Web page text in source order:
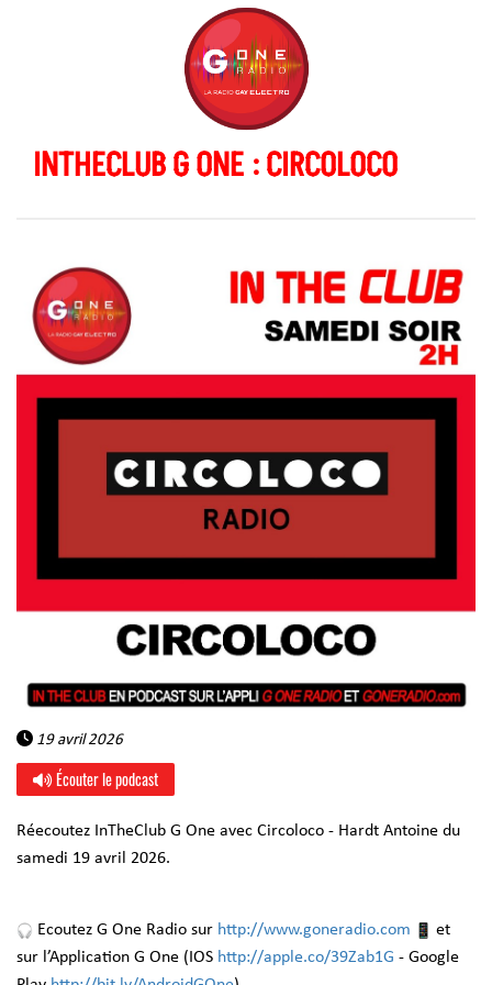
INTHECLUB G ONE : CIRCOLOCO
19 avril 2026
Écouter le podcast
Réecoutez InTheClub G One avec Circoloco - Hardt Antoine du
samedi 19 avril 2026.
Ecoutez G One Radio sur http://www.goneradio.com
et
sur l’Application G One (IOS http://apple.co/39Zab1G - Google